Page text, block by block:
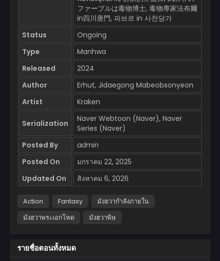
ファーブルは毒物博士, 毒物專家法布爾
in四川唐門, 파브르 in 사천당가
Status
Ongoing
Type
Manhwa
Released
2024
Author
Erhut, Jidaegong Mabeobsonyeon
Artist
Kraken
Serialization
Naver Webtoon (Naver), Naver
Series (Naver)
Posted By
admin
Posted On
มกราคม 22, 2025
Updated On
สิงหาคม 6, 2026
Action Fantasy
มังฮวากำลังภายใน
มังฮวาพระเอกโหด
มังฮวาพิษ
รายชื่อตอนทั้งหมด